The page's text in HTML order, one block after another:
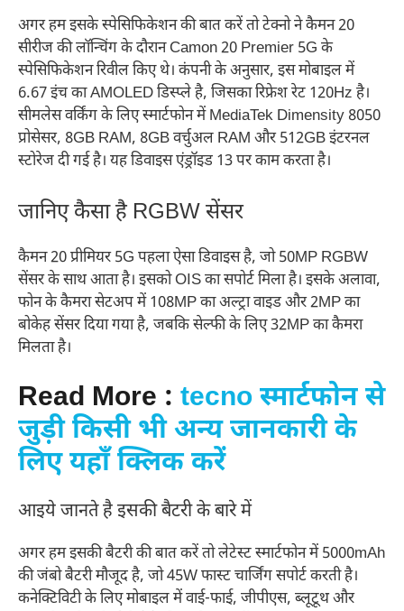
अगर हम इसके स्पेसिफिकेशन की बात करें तो टेक्नो ने कैमन 20
सीरीज की लॉन्चिंग के दौरान Camon 20 Premier 5G के
स्पेसिफिकेशन रिवील किए थे। कंपनी के अनुसार, इस मोबाइल में
6.67 इंच का AMOLED डिस्प्ले है, जिसका रिफ्रेश रेट 120Hz है।
सीमलेस वर्किंग के लिए स्मार्टफोन में MediaTek Dimensity 8050
प्रोसेसर, 8GB RAM, 8GB वर्चुअल RAM और 512GB इंटरनल
स्टोरेज दी गई है। यह डिवाइस एंड्रॉइड 13 पर काम करता है।
जानिए कैसा है RGBW सेंसर
कैमन 20 प्रीमियर 5G पहला ऐसा डिवाइस है, जो 50MP RGBW
सेंसर के साथ आता है। इसको OIS का सपोर्ट मिला है। इसके अलावा,
फोन के कैमरा सेटअप में 108MP का अल्ट्रा वाइड और 2MP का
बोकेह सेंसर दिया गया है, जबकि सेल्फी के लिए 32MP का कैमरा
मिलता है।
Read More : tecno स्मार्टफोन से
जुड़ी किसी भी अन्य जानकारी के
लिए यहाँ क्लिक करें
आइये जानते है इसकी बैटरी के बारे में
अगर हम इसकी बैटरी की बात करें तो लेटेस्ट स्मार्टफोन में 5000mAh
की जंबो बैटरी मौजूद है, जो 45W फास्ट चार्जिंग सपोर्ट करती है।
कनेक्टिविटी के लिए मोबाइल में वाई-फाई, जीपीएस, ब्लूटूथ और